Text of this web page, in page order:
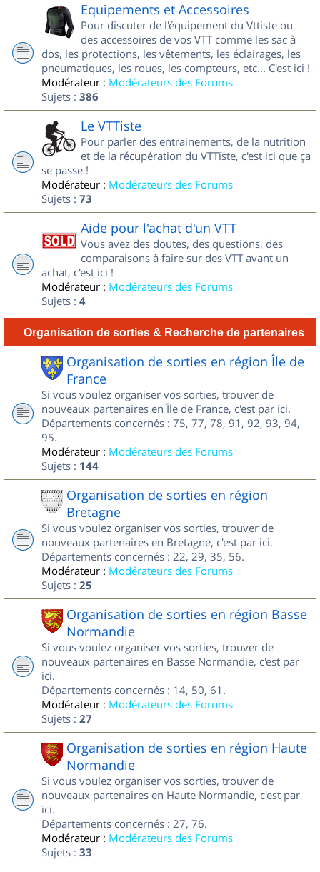
Equipements et Accessoires
Pour discuter de l'équipement du Vttiste ou
des accessoires de vos VTT comme les sac à
dos, les protections, les vêtements, les éclairages, les
pneumatiques, les roues, les compteurs, etc... C'est ici !
Modérateur : Modérateurs des Forums
Sujets : 386
Le VTTiste
Pour parler des entrainements, de la nutrition
et de la récupération du VTTiste, c'est ici que ça
se passe !
Modérateur : Modérateurs des Forums
Sujets : 73
Aide pour l'achat d'un VTT
Vous avez des doutes, des questions, des
comparaisons à faire sur des VTT avant un
achat, c'est ici !
Modérateur : Modérateurs des Forums
Sujets : 4
Organisation de sorties & Recherche de partenaires
Organisation de sorties en région Île de
France
Si vous voulez organiser vos sorties, trouver de
nouveaux partenaires en Île de France, c'est par ici.
Départements concernés : 75, 77, 78, 91, 92, 93, 94,
95.
Modérateur : Modérateurs des Forums
Sujets : 144
Organisation de sorties en région
Bretagne
Si vous voulez organiser vos sorties, trouver de
nouveaux partenaires en Bretagne, c'est par ici.
Départements concernés : 22, 29, 35, 56.
Modérateur : Modérateurs des Forums
Sujets : 25
Organisation de sorties en région Basse
Normandie
Si vous voulez organiser vos sorties, trouver de
nouveaux partenaires en Basse Normandie, c'est par
ici.
Départements concernés : 14, 50, 61.
Modérateur : Modérateurs des Forums
Sujets : 27
Organisation de sorties en région Haute
Normandie
Si vous voulez organiser vos sorties, trouver de
nouveaux partenaires en Haute Normandie, c'est par
ici.
Départements concernés : 27, 76.
Modérateur : Modérateurs des Forums
Sujets : 33